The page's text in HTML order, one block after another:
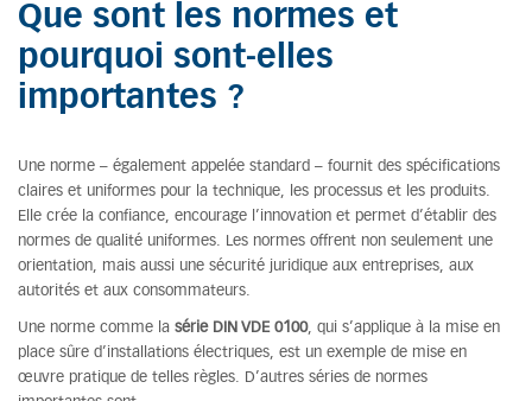
Que sont les normes et
pourquoi sont-elles
importantes ?
Une norme – également appelée standard – fournit des spécifications
claires et uniformes pour la technique, les processus et les produits.
Elle crée la confiance, encourage l’innovation et permet d’établir des
normes de qualité uniformes. Les normes offrent non seulement une
orientation, mais aussi une sécurité juridique aux entreprises, aux
autorités et aux consommateurs.
Une norme comme la série DIN VDE 0100, qui s’applique à la mise en
place sûre d’installations électriques, est un exemple de mise en
œuvre pratique de telles règles. D’autres séries de normes